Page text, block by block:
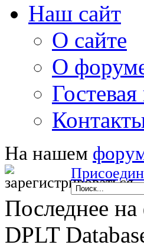
Наш сайт
О сайте
О
На нашем
Последнее
DPLT